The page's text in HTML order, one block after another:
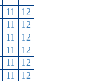
11
12
11
12
11
12
11
12
11
12
11
12